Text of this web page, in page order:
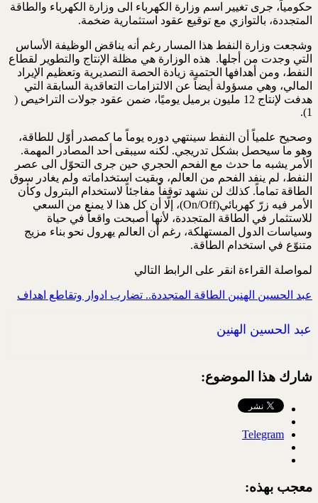
حكومياً، جرى تغيير اسم وزارة الكهرباء الى وزارة الكهرباء والطاقة
المتجددة، بالتوازي مع توقيع عقود استثمارية ضخمة.
وشجعت وزارة النفط هذا المسار رغم أنه يناقض الوظيفة الأساس
التي وجدت من أجلها. هذه الوزارة هي مظلة الإنتاج والتطوير لقطاع
النفط، ومن أهدافها الحتمية زيادة الحصة التصديرية وتعظيم الإيراد
المالي، وهي مسؤولة أيضاً عن الالتزامات التعاقدية السابقة التي
هدفت لإنتاج 12 مليون برميل يوميًا، ضمن عقود جولات التراخيص (
1).
وصحيح علمياً أن النفط سينتهي دوره يوماً ما كمصدر أوّل للطاقة،
وهو ما سيحصل بشكل تدريجي. لكنه سيبقى أحد المصادر المهمة.
الأمر يشبه ما حدث مع الفحم الحجري حين جرى التحوّل الى عصر
النفط، لم ينفد الفحم من العالم، وبقيت استخداماته ولم يغادر سوق
الطاقة تماماً. كذلك لن نشهد توقفاً مفاجئاً لاستخدام البترول وكأن
الأمر فيه زرّ كهربائي(On/Off)، إلّا أن كل هذا لا يمنع من السعي
للاستثمار في الطاقة المتجددة، لأنها أصبحت واقعاً في حياة
وسياسات الدول المستهلكة، رغم أن العالم يهرول نحو بناء مزيج
متنوّع في استخدام الطاقة.
لمواصلة القراءة انقر على الرابط التالي
عبد الحسين الهنين الطاقة المتجددة.. تضارب ادوار وتقاطع اهداف
عبد الحسين الهنين
شارك هذا الموضوع:
Telegram
معجب بهذه: